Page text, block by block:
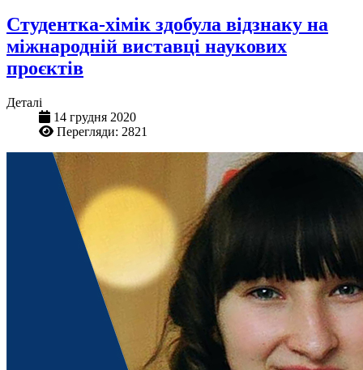
Студентка-хімік здобула відзнаку на
міжнародній виставці наукових
проєктів
Деталі
14 грудня 2020
Перегляди: 2821